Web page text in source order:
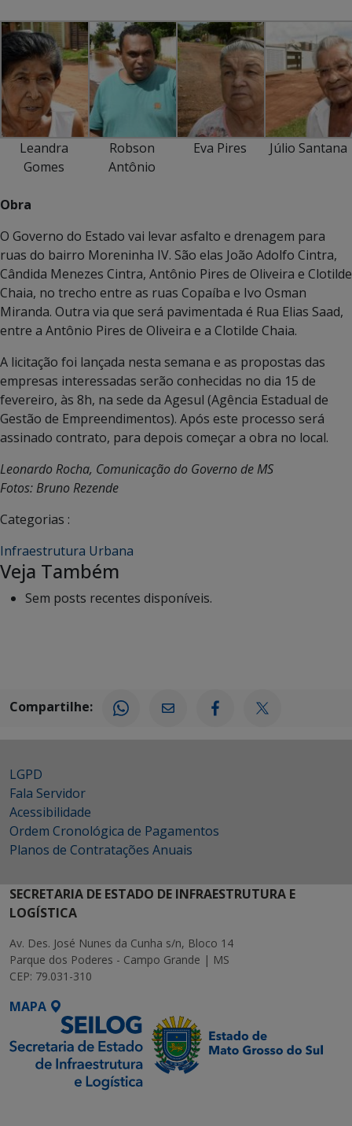
Leandra
Gomes
Robson
Antônio
Eva Pires Júlio Santana
Obra
O Governo do Estado vai levar asfalto e drenagem para
ruas do bairro Moreninha IV. São elas João Adolfo Cintra,
Cândida Menezes Cintra, Antônio Pires de Oliveira e Clotilde
Chaia, no trecho entre as ruas Copaíba e Ivo Osman
Miranda. Outra via que será pavimentada é Rua Elias Saad,
entre a Antônio Pires de Oliveira e a Clotilde Chaia.
A licitação foi lançada nesta semana e as propostas das
empresas interessadas serão conhecidas no dia 15 de
fevereiro, às 8h, na sede da Agesul (Agência Estadual de
Gestão de Empreendimentos). Após este processo será
assinado contrato, para depois começar a obra no local.
Leonardo Rocha, Comunicação do Governo de MS
Fotos: Bruno Rezende
Categorias :
Infraestrutura Urbana
Veja Também
Sem posts recentes disponíveis.
Compartilhe:
LGPD
Fala Servidor
Acessibilidade
Ordem Cronológica de Pagamentos
Planos de Contratações Anuais
SECRETARIA DE ESTADO DE INFRAESTRUTURA E
LOGÍSTICA
Av. Des. José Nunes da Cunha s/n, Bloco 14
Parque dos Poderes - Campo Grande | MS
CEP: 79.031-310
MAPA